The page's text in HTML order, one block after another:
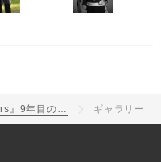
ギャラリー